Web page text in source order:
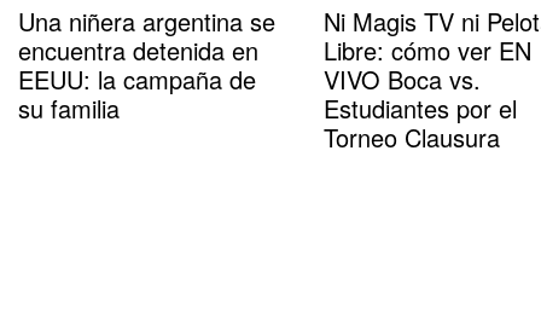
Una niñera argentina se
encuentra detenida en
EEUU: la campaña de
su familia
Ni Magis TV ni
Libre: cómo ver EN
VIVO Boca vs.
Estudiantes por el
Torneo Clausura